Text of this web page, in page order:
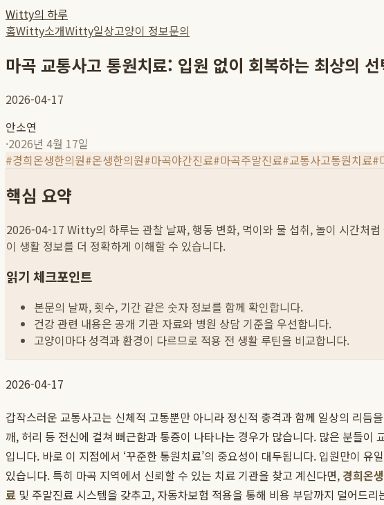
Witty의 하루
홈Witty소개Witty일상고양이 정보문의
마곡 교통사고 통원치료: 입원 없이 회복하는 최상의
2026-04-17
안소연
·2026년 4월 17일
#경희온생한의원#온생한의원#마곡야간진료#마곡주말진료#교통사고통원치료#
핵심 요약
2026-04-17 Witty의 하루는 관찰 날짜, 행동 변화, 먹이와 물 섭취, 놀이 시간처
이 생활 정보를 더 정확하게 이해할 수 있습니다.
읽기 체크포인트
본문의 날짜, 횟수, 기간 같은 숫자 정보를 함께 확인합니다.
건강 관련 내용은 공개 기관 자료와 병원 상담 기준을 우선합니다.
고양이마다 성격과 환경이 다르므로 적용 전 생활 루틴을 비교합니다.
2026-04-17
갑작스러운 교통사고는 신체적 고통뿐만 아니라 정신적 충격과 함께 일상의 리
깨, 허리 등 전신에 걸쳐 뻐근함과 통증이 나타나는 경우가 많습니다. 많은 분들
입니다. 바로 이 지점에서 ‘꾸준한 통원치료’의 중요성이 대두됩니다. 입원만이
있습니다. 특히 마곡 지역에서 신뢰할 수 있는 치료 기관을 찾고 계신다면, 경희온
료 및 주말진료 시스템을 갖추고, 자동차보험 적용을 통해 비용 부담까지 덜어드